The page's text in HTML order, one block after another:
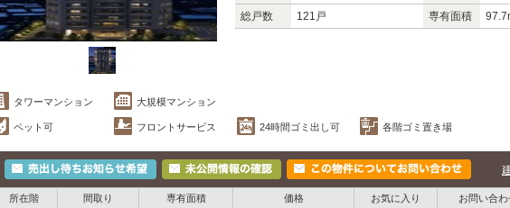
総戸数
121戸 専有面積
タワーマンション 大規模マンション
ペット可 フロントサービス 24時間ゴミ出し可 各階ゴミ置き場
所在階 間取り 専有面積 価格 お気に入り お問い合わ